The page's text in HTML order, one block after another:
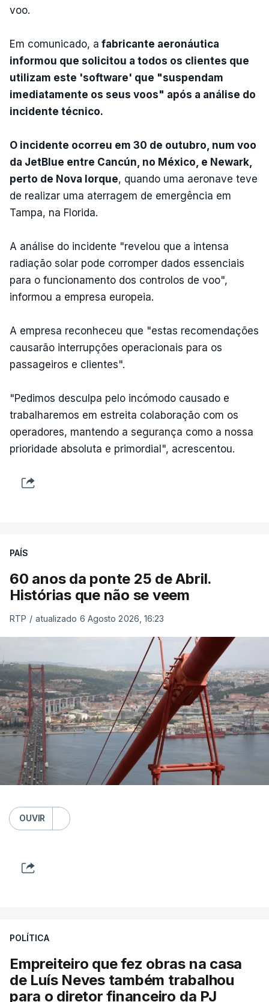
voo.
Em comunicado, a fabricante aeronáutica
informou que solicitou a todos os clientes que
utilizam este 'software' que "suspendam
imediatamente os seus voos" após a análise do
incidente técnico.
O incidente ocorreu em 30 de outubro, num voo
da JetBlue entre Cancún, no México, e Newark,
perto de Nova Iorque, quando uma aeronave teve
de realizar uma aterragem de emergência em
Tampa, na Florida.
A análise do incidente "revelou que a intensa
radiação solar pode corromper dados essenciais
para o funcionamento dos controlos de voo",
informou a empresa europeia.
A empresa reconheceu que "estas recomendações
causarão interrupções operacionais para os
passageiros e clientes".
"Pedimos desculpa pelo incómodo causado e
trabalharemos em estreita colaboração com os
operadores, mantendo a segurança como a nossa
prioridade absoluta e primordial", acrescentou.
PAÍS
60 anos da ponte 25 de Abril.
Histórias que não se veem
RTP / atualizado 6 Agosto 2026, 16:23
OUVIR
POLÍTICA
Empreiteiro que fez obras na casa
de Luís Neves também trabalhou
para o diretor financeiro da PJ